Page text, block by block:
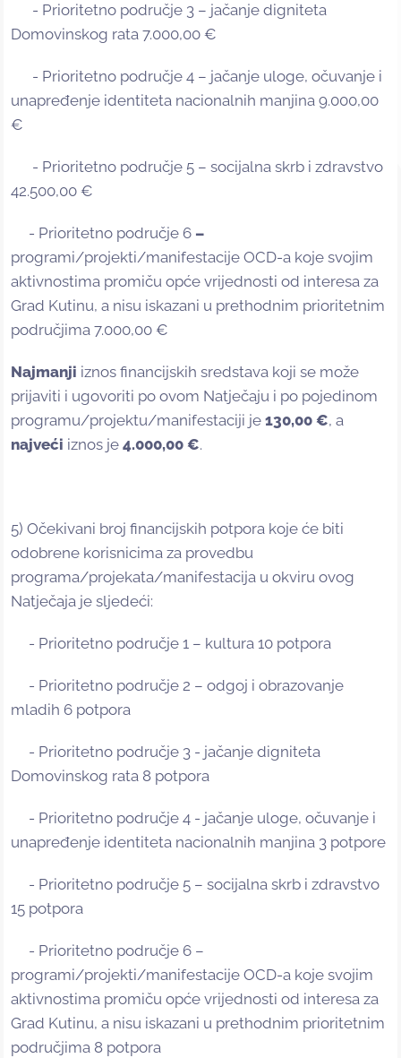
- Prioritetno područje 3 – jačanje digniteta
Domovinskog rata 7.000,00 €
- Prioritetno područje 4 – jačanje uloge, očuvanje i
unapređenje identiteta nacionalnih manjina 9.000,00
€
- Prioritetno područje 5 – socijalna skrb i zdravstvo
42.500,00 €
- Prioritetno područje 6 –
programi/projekti/manifestacije OCD-a koje svojim
aktivnostima promiču opće vrijednosti od interesa za
Grad Kutinu, a nisu iskazani u prethodnim prioritetnim
područjima 7.000,00 €
Najmanji iznos financijskih sredstava koji se može
prijaviti i ugovoriti po ovom Natječaju i po pojedinom
programu/projektu/manifestaciji je 130,00 €, a
najveći iznos je 4.000,00 €.
5) Očekivani broj financijskih potpora koje će biti
odobrene korisnicima za provedbu
programa/projekata/manifestacija u okviru ovog
Natječaja je sljedeći:
- Prioritetno područje 1 – kultura 10 potpora
- Prioritetno područje 2 – odgoj i obrazovanje
mladih 6 potpora
- Prioritetno područje 3 - jačanje digniteta
Domovinskog rata 8 potpora
- Prioritetno područje 4 - jačanje uloge, očuvanje i
unapređenje identiteta nacionalnih manjina 3 potpore
- Prioritetno područje 5 – socijalna skrb i zdravstvo
15 potpora
- Prioritetno područje 6 –
programi/projekti/manifestacije OCD-a koje svojim
aktivnostima promiču opće vrijednosti od interesa za
Grad Kutinu, a nisu iskazani u prethodnim prioritetnim
područjima 8 potpora